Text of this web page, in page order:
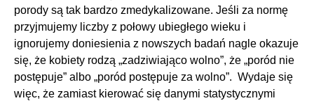
porody są tak bardzo zmedykalizowane. Jeśli za normę
przyjmujemy liczby z połowy ubiegłego wieku i
ignorujemy doniesienia z nowszych badań nagle okazuje
się, że kobiety rodzą „zadziwiająco wolno”, że „poród nie
postępuje” albo „poród postępuje za wolno”. Wydaje się
więc, że zamiast kierować się danymi statystycznymi